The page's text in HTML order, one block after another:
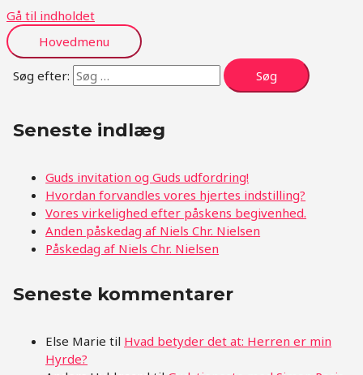
Gå til indholdet
Hovedmenu
Søg efter:
Seneste indlæg
Guds invitation og Guds udfordring!
Hvordan forvandles vores hjertes indstilling?
Vores virkelighed efter påskens begivenhed.
Anden påskedag af Niels Chr. Nielsen
Påskedag af Niels Chr. Nielsen
Seneste kommentarer
Else Marie til Hvad betyder det at: Herren er min
Hyrde?